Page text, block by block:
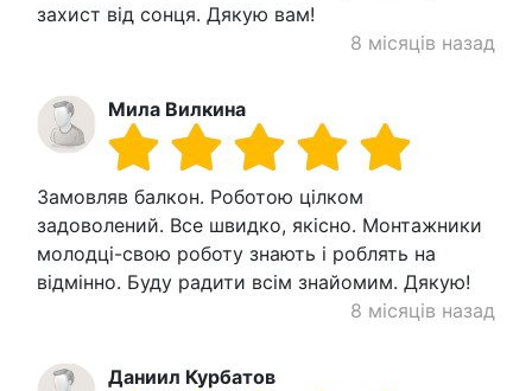
захист від сонця. Дякую вам!
8 місяців назад
Мила Вилкина
Замовляв балкон. Роботою цілком
задоволений. Все швидко, якісно. Монтажники
молодці-свою роботу знають і роблять на
відмінно. Буду радити всім знайомим. Дякую!
8 місяців назад
Даниил Курбатов